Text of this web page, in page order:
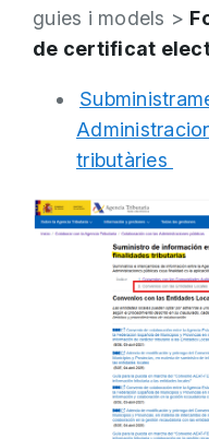
guies i models >
de certificat
tributàries